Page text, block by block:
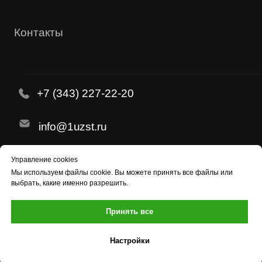
Управление cookies
Мы используем файлы cookie. Вы можете принять все файлы или
выбрать, какие именно разрешить.
Принять все
Настройки